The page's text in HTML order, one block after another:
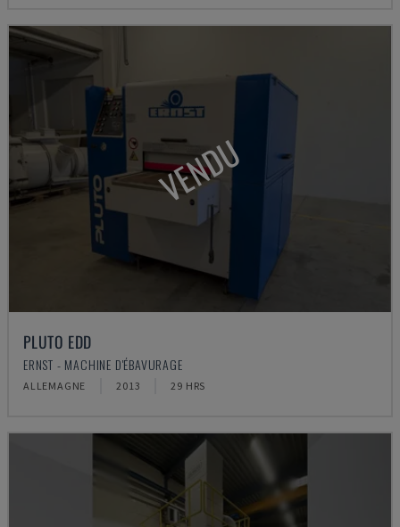
VENDU
PLUTO EDD
ERNST - MACHINE D'ÉBAVURAGE
ALLEMAGNE 2013 29 HRS